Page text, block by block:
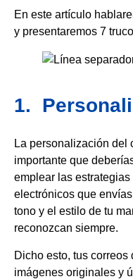
En este artículo
y presentaremos 7
1.
La personalización del
importante que
emplear las
electrónicos que
tono y el estilo de tu
reconozcan siempre.
Dicho esto, tus
imágenes originales y